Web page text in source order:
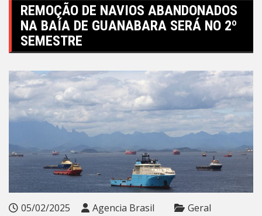
REMOÇÃO DE NAVIOS ABANDONADOS
NA BAÍA DE GUANABARA SERÁ NO 2º
SEMESTRE
05/02/2025 Agencia Brasil Geral